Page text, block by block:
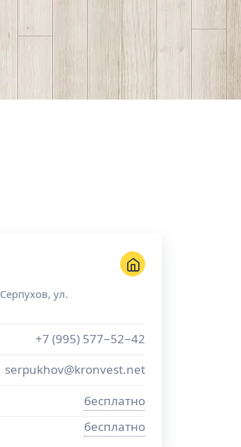
Серпухов, ул.
+7 (995) 577−52−42
serpukhov@kronvest.net
бесплатно
бесплатно